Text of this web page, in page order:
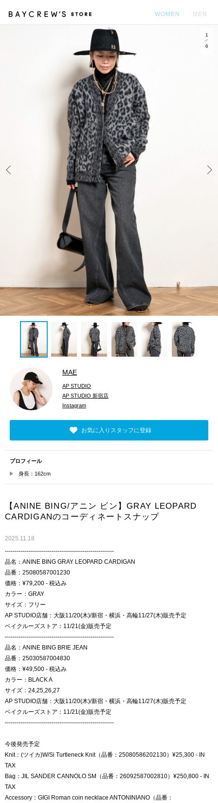
WOMEN MEN
1
6
MAE
AP STUDIO
AP STUDIO 新宿店
Instagram
お気に入りスタッフに登録
プロフィール
身長：162cm
【ANINE BING/アニン ビン】GRAY LEOPARD
CARDIGANのコーディネートスナップ
2025.11.18
--------------------------------------------------------
品名：ANINE BING GRAY LEOPARD CARDIGAN
品番：25080587001230
価格：¥79,200 - 税込み
カラー：GRAY
サイズ：フリー
AP STUDIO店舗：大阪11/20(木)/新宿・横浜・高輪11/27(木)販売予定
ベイクルーズストア：11/21(金)販売予定
--------------------------------------------------------
品名：ANINE BING BRIE JEAN
品番：25030587004830
価格：¥49,500 - 税込み
カラー：BLACK A
サイズ：24,25,26,27
AP STUDIO店舗：大阪11/20(木)/新宿・横浜・高輪11/27(木)販売予定
ベイクルーズストア：11/21(金)販売予定
--------------------------------------------------------
今後発売予定
Knit：(ツイカ)W/Si Turtleneck Knit（品番：25080586202130）¥25,300 - IN
TAX
Bag：JIL SANDER CANNOLO SM（品番：26092587002810）¥250,800 - IN
TAX
Accessory：GIGI Roman coin necklace ANTONINIANO（品番：